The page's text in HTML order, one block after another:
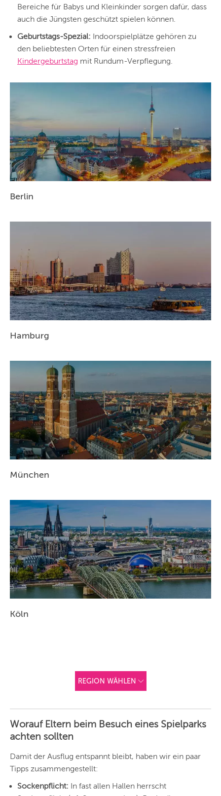
NÜRNBERG
WIEN
Bereiche für Babys und Kleinkinder sorgen dafür, dass
auch die Jüngsten geschützt spielen können.
Geburtstags-Spezial: Indoorspielplätze gehören zu
den beliebtesten Orten für einen stressfreien
Kindergeburtstag mit Rundum-Verpflegung.
Berlin
Hamburg
München
Köln
REGION WÄHLEN
Vorschlag basierend
Angebote und
Angebote außerhalb
unserer Städte.
BERLIN
Worauf Eltern beim Besuch eines Spielparks
achten sollten
Damit der Ausflug entspannt bleibt, haben wir ein paar
Tipps zusammengestellt:
Sockenpflicht: In fast allen Hallen herrscht